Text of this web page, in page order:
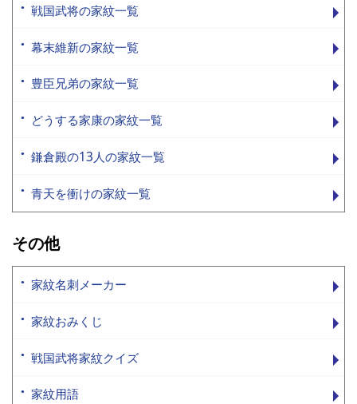
戦国武将の家紋一覧
幕末維新の家紋一覧
豊臣兄弟の家紋一覧
どうする家康の家紋一覧
鎌倉殿の13人の家紋一覧
青天を衝けの家紋一覧
その他
家紋名刺メーカー
家紋おみくじ
戦国武将家紋クイズ
家紋用語